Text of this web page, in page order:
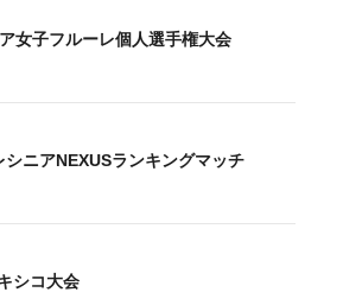
女子フルーレ個人選手権大会
ニアNEXUSランキングマッチ
シコ大会